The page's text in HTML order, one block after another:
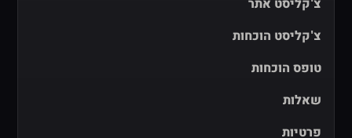
צ'קליסט הוכחות
טופס הוכחות
שאלות
פרטיות